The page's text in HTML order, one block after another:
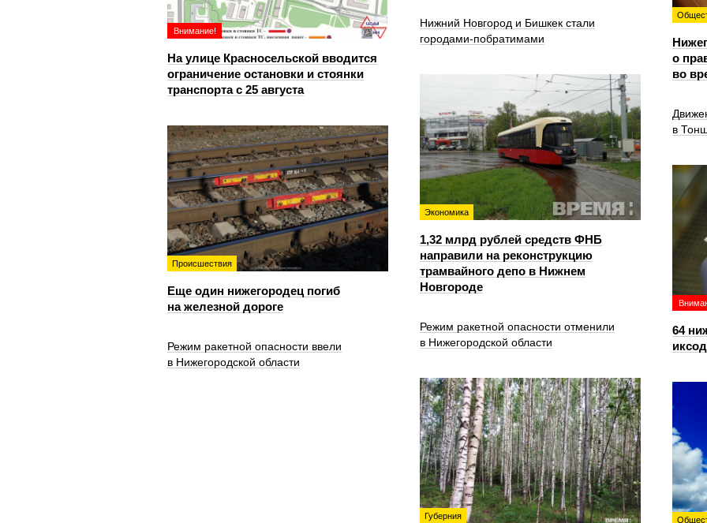
о
во
Внимание!
На улице Красносельской вводится
ограничение остановки и стоянки
транспорта с 25 августа
Нижний Новгород и Бишкек стали
городами-побратимами
Экономика
1,32 млрд рублей средств ФНБ
направили на реконструкцию
трамвайного депо в Нижнем
Новгороде
в
Происшествия
Еще один нижегородец погиб
на железной дороге
64
Режим ракетной опасности отменили
в Нижегородской области
Режим ракетной опасности ввели
в Нижегородской области
Губерния